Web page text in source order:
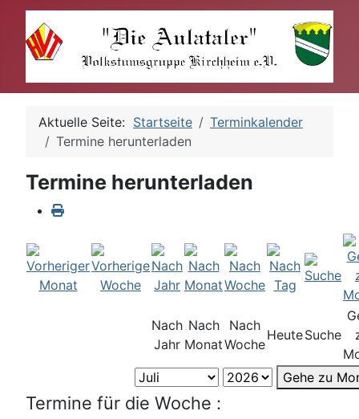
Aktuelle Seite: Startseite
Terminkalender
Termine herunterladen
Termine herunterladen
Nach
Jahr
Nach
Monat
Nach
Woche
HeuteSuche
Gehe zu
Termine für die Woche :